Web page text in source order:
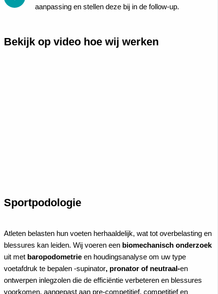
aanpassing en stellen deze bij in de follow-up.
Bekijk op video hoe wij werken
Sportpodologie
Atleten belasten hun voeten herhaaldelijk, wat tot overbelasting en
blessures kan leiden. Wij voeren een biomechanisch onderzoek
uit met baropodometrie en houdingsanalyse om uw type
voetafdruk te bepalen -supinator, pronator of neutraal-en
ontwerpen inlegzolen die de efficiëntie verbeteren en blessures
voorkomen, aangepast aan pre-competitief, competitief en